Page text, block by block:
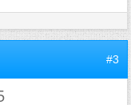
#3